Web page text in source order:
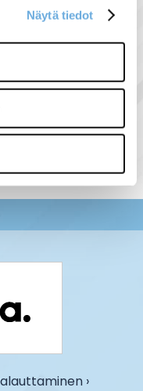
Näytä tiedot
›